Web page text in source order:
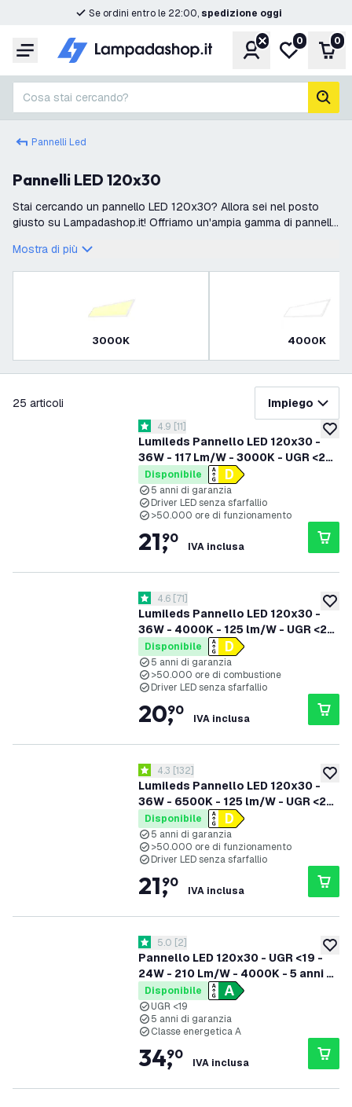
Se ordini entro le 22:00, spedizione oggi
Menu Account
Lista
0 0
Cosa stai cercando?
Pannelli Led
Pannelli LED 120x30
Stai cercando un pannello LED 120x30? Allora sei nel posto
giusto su Lampadashop.it! Offriamo un'ampia gamma di pannelli
diverse classi di
Mostra di più
3000K 4000K
25 articoli Impiego
Lumileds Pannello LED 120x30 -
36W - 117 Lm/W - 3000K - UGR <22
- 5 anni di garanzia
apri il cassetto delle recensioni
4.9 stelle di valutazione
4.9 [11]
Disponibile
5 anni di garanzia
Driver LED senza sfarfallio
>50.000 ore di funzionamento
21,
90
IVA inclusa
Lumileds Pannello LED 120x30 -
36W - 4000K - 125 lm/W - UGR <22
- 5 anni di garanzia
apri il cassetto delle recensioni
4.6 stelle di valutazione
4.6 [71]
Disponibile
5 anni di garanzia
>50.000 ore di combustione
Driver LED senza sfarfallio
20,
90
IVA inclusa
Lumileds Pannello LED 120x30 -
36W - 6500K - 125 lm/W - UGR <22
- 5 anni di garanzia
apri il cassetto delle recensioni
4.3 stelle di valutazione
4.3 [132]
Disponibile
5 anni di garanzia
>50.000 ore di funzionamento
Driver LED senza sfarfallio
21,
90
IVA inclusa
Pannello LED 120x30 - UGR <19 -
24W - 210 Lm/W - 4000K - 5 anni di
garanzia - Classe energetica A
apri il cassetto delle recensioni
5 stelle di valutazione
5.0 [2]
Disponibile
UGR <19
5 anni di garanzia
Classe energetica A
34,
90
IVA inclusa
filtra